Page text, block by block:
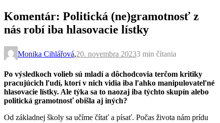
Komentár: Politická (ne)gramotnosť z
nás robí iba hlasovacie lístky
Monika Cihlářová,20. novembra 20233 min čítania
Po výsledkoch volieb sú mladí a dôchodcovia terčom kritiky
pracujúcich ľudí, ktorí v nich vidia iba ľahko manipulovateľné
hlasovacie lístky. Ale týka sa to naozaj iba týchto skupín alebo
politická gramotnosť obišla aj iných?
Od základnej školy sa učíme čítať a písať. Počas života nám prídu